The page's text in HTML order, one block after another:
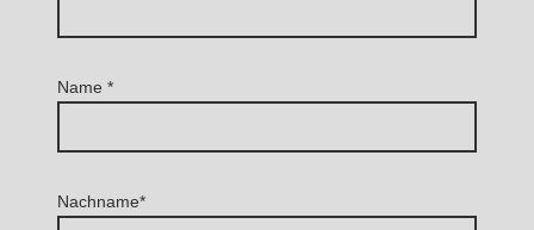
Name *
Nachname*